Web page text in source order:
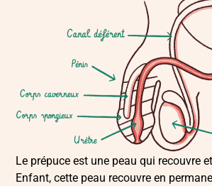
Le prépuce est une peau qui recouvre
Enfant, cette peau recouvre en